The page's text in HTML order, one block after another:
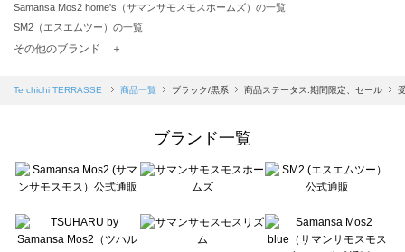
Samansa Mos2 home's（サマンサモスモスホームズ）の一覧
SM2（エスエムツー）の一覧
TSUHARU by Samansa Mos2（ツハルバイサマンサモスモス）の一覧
Samansa Mos2 blue（サマンサモスモス ブルー）の一覧
Te chichi（テチチ）の一覧
Te chichi CLASSIC（テチチ クラシック）の一覧
Lugnoncure（ルノンキュール）の一覧
BETTY'S BLUE（べティーズブルー）の一覧
その他のブランド ＋
Te chichi TERRASSE 商品一覧 ブラック/黒系 商品ステータス:期間限定、セール
ブランド一覧